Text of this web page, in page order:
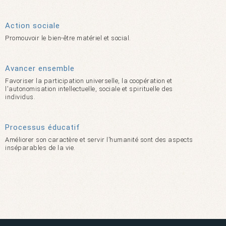
Action sociale
Promouvoir le bien-être matériel et social.
Avancer ensemble
Favoriser la participation universelle, la coopération et
l'autonomisation intellectuelle, sociale et spirituelle des
individus.
Processus éducatif
Améliorer son caractère et servir l’humanité sont des aspects
inséparables de la vie.